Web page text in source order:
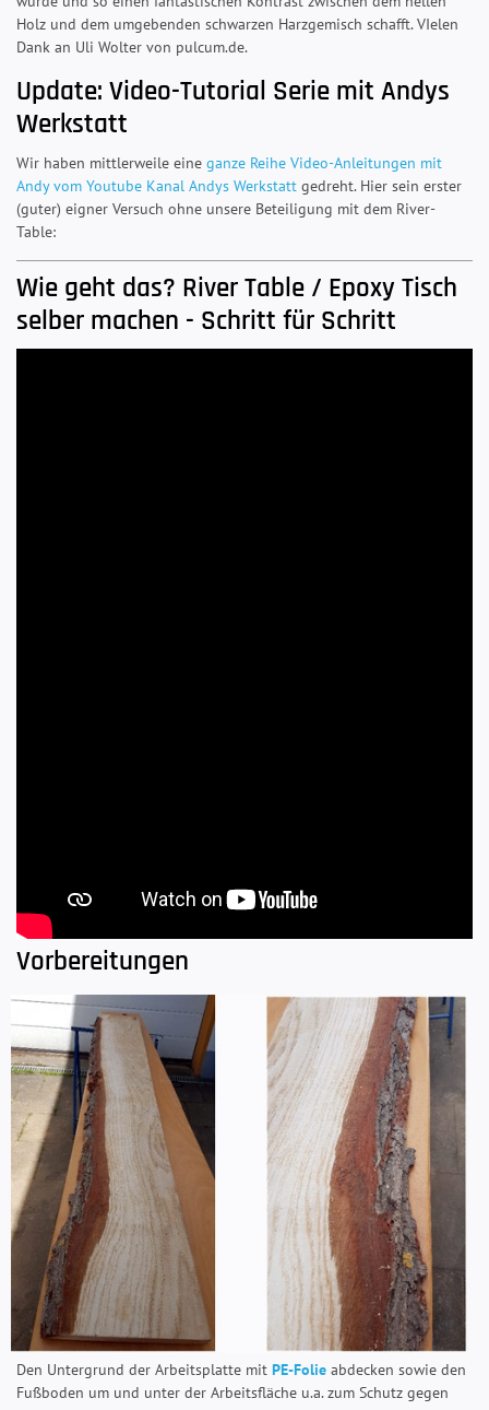
Holz und dem umgebenden schwarzen Harzgemisch schafft. VIelen
Dank an Uli Wolter von pulcum.de.
Update: Video-Tutorial Serie mit Andys
Werkstatt
Wir haben mittlerweile eine ganze Reihe Video-Anleitungen mit
Andy vom Youtube Kanal Andys Werkstatt gedreht. Hier sein erster
(guter) eigner Versuch ohne unsere Beteiligung mit dem River-
Table:
Wie geht das? River Table / Epoxy Tisch
selber machen - Schritt für Schritt
Vorbereitungen
Den Untergrund der Arbeitsplatte mit PE-Folie abdecken sowie den
Fußboden um und unter der Arbeitsfläche u.a. zum Schutz gegen